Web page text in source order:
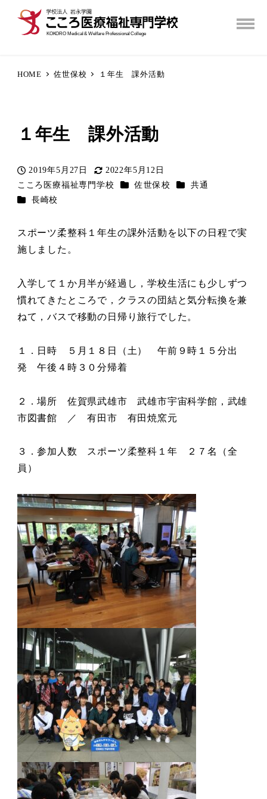
HOME 佐世保校 １年生 課外活動
１年生 課外活動
投稿日
2019年5月27日
更新日
2022年5月12日
著
者
こころ医療福祉専門学校 カテゴリー
佐世保校 カテゴリー
共通
カテゴリー
長崎校
スポーツ柔整科１年生の課外活動を以下の日程で実
施しました。
入学して１か月半が経過し，学校生活にも少しずつ
慣れてきたところで，クラスの団結と気分転換を兼
ねて，バスで移動の日帰り旅行でした。
１．日時 ５月１８日（土） 午前９時１５分出
発 午後４時３０分帰着
２．場所 佐賀県武雄市 武雄市宇宙科学館，武雄
市図書館 ／ 有田市 有田焼窯元
３．参加人数 スポーツ柔整科１年 ２７名（全
員）